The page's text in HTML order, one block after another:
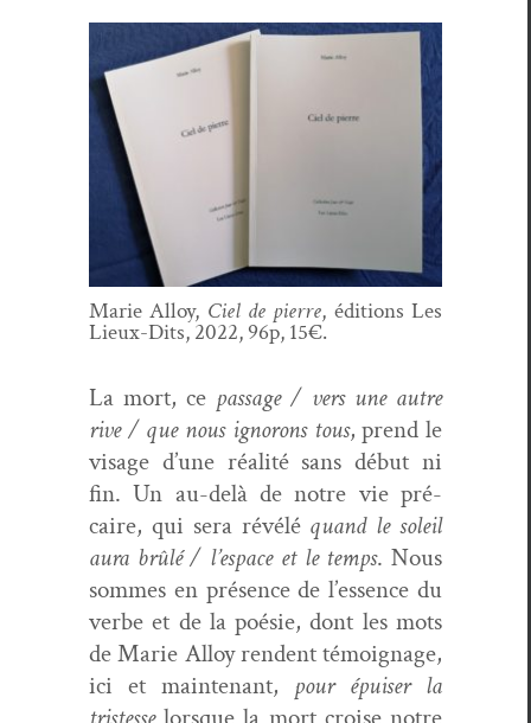
Marie Alloy, Ciel de pierre, édi­tions Les
Lieux-Dits, 2022, 96p, 15€.
La mort, ce pas­sage / vers une autre
rive / que nous ignorons tous, prend le
vis­age d’une réal­ité sans début ni
fin. Un au-delà de notre vie pré­
caire, qui sera révélé quand le soleil
aura brûlé / l’espace et le temps. Nous
sommes en présence de l’essence du
verbe et de la poésie, dont les mots
de Marie Alloy ren­dent témoignage,
ici et main­tenant, pour épuis­er la